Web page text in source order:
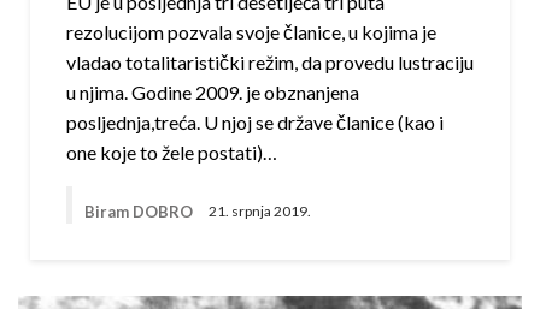
rezolucijom pozvala svoje članice, u kojima je
vladao totalitaristički režim, da provedu lustraciju
u njima. Godine 2009. je obznanjena
posljednja,treća. U njoj se države članice (kao i
one koje to žele postati)…
Biram DOBRO 21. srpnja 2019.